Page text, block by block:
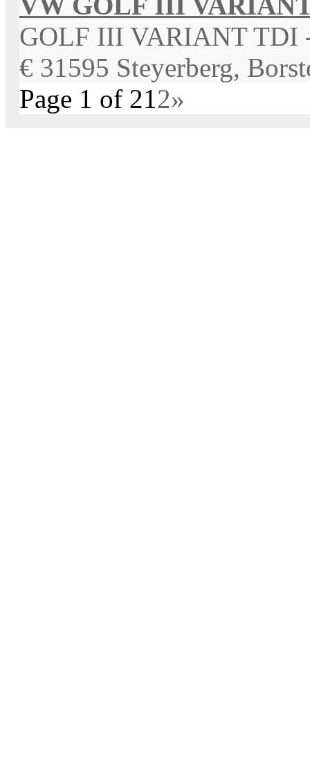
GOLF III VARIANT TDI
€ 31595 Steyerberg,
Page 1 of 212»